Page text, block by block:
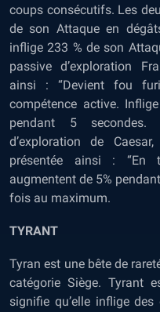
coups consécutifs. Les
de son Attaque en
inflige 233 % de son
passive d’exploration
ainsi : “Devient fou
compétence active.
pendant 5 secondes.
d’exploration de
présentée ainsi : “En
augmentent de 5%
fois au maximum.
TYRANT
Tyran est une bête de
catégorie Siège. Tyrant
signifie qu’elle inflige